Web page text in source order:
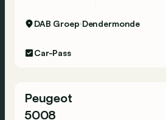
DAB Groep Dendermonde
Car-Pass
Peugeot
5008